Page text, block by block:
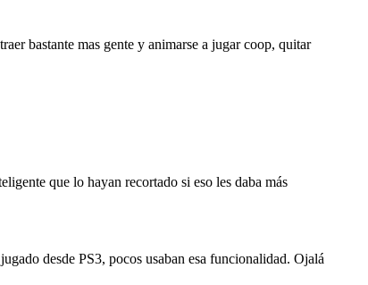
bastante mas gente y animarse a jugar coop, quitar
que lo hayan recortado si eso les daba más
desde PS3, pocos usaban esa funcionalidad. Ojalá